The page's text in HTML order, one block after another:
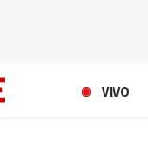
VIVO